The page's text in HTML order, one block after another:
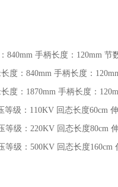
840mm 手柄长度： 120mm 节
度： 840mm 手柄长度：
度： 1870mm 手柄长度：
级： 110KV 回态长度60cm
级： 220KV 回态长度80cm
级： 500KV 回态长度160cm